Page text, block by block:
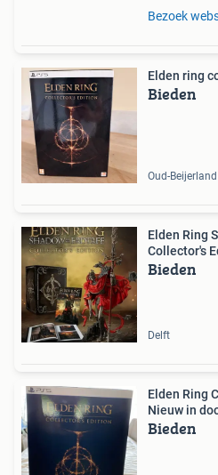
Bezoek
Elden ring
Bieden
Oud-Beijerland
Elden Ring
Collector's
Bieden
Delft
Elden Ring
Nieuw in
Bieden